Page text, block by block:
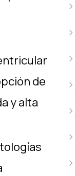
de
y alta